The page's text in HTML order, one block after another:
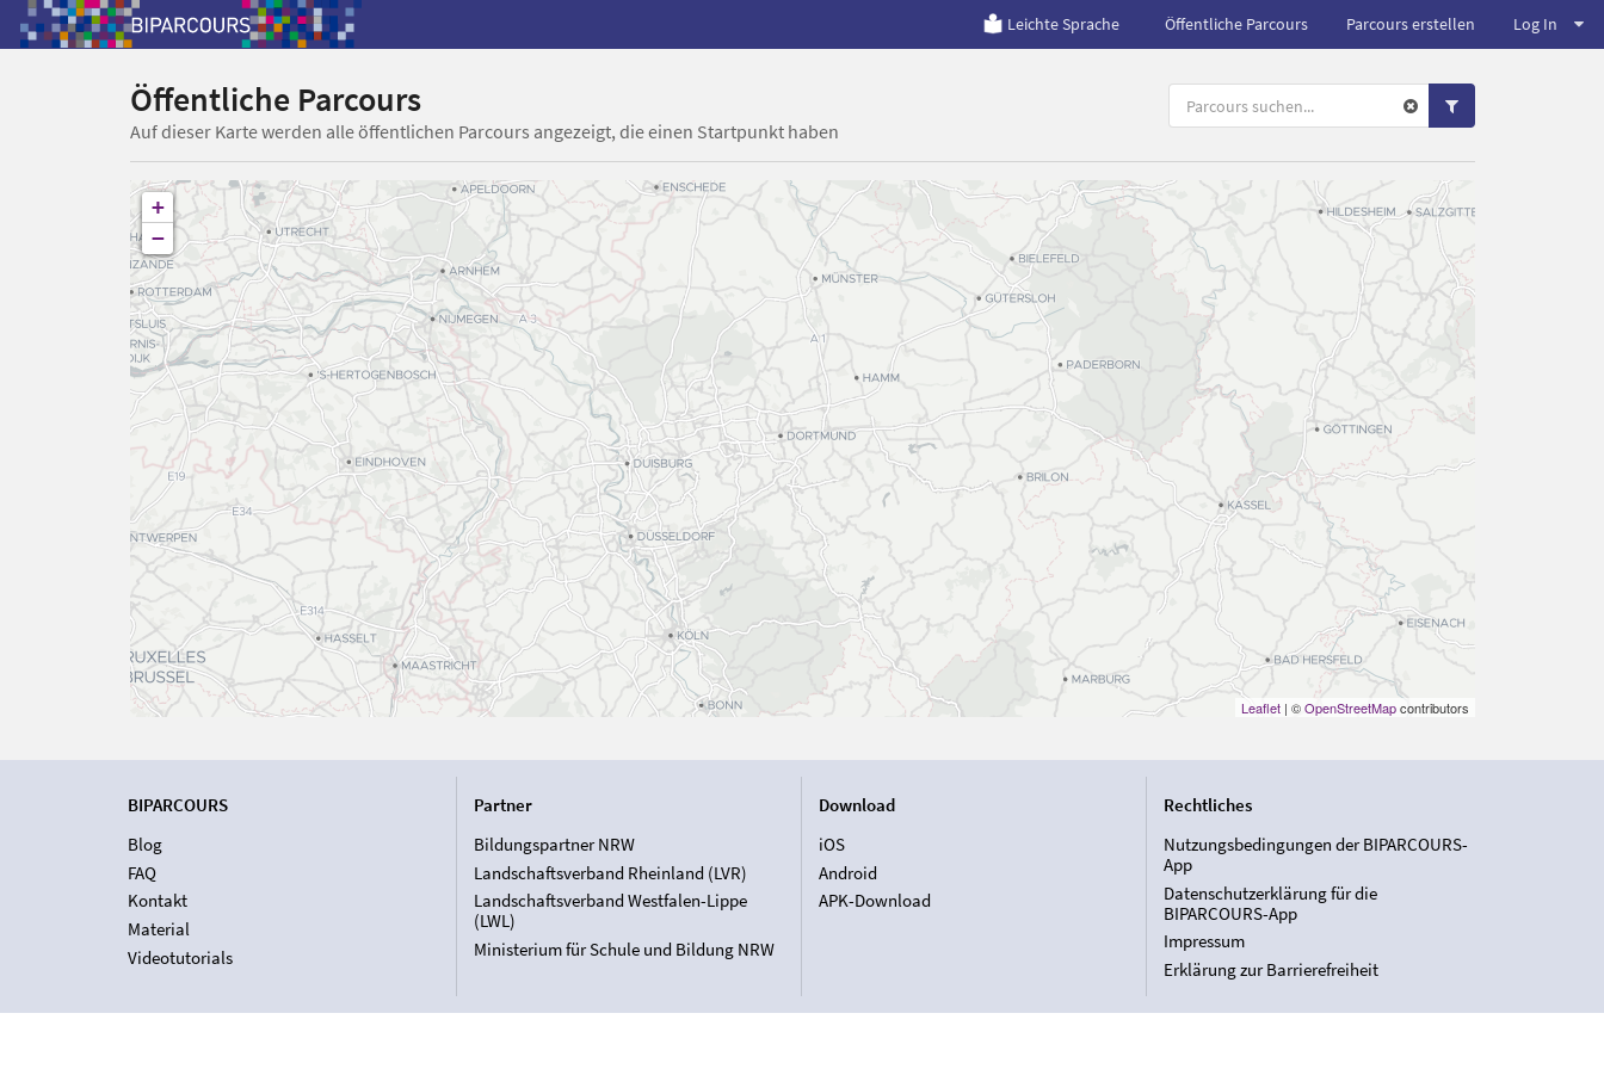
Leichte Sprache Öffentliche Parcours Parcours erstellen Log In
Öffentliche Parcours
Auf dieser Karte werden alle öffentlichen Parcours angezeigt, die einen Startpunkt haben
+
−
Leaflet| ©OpenStreetMapcontributors
BIPARCOURS
Blog
FAQ
Kontakt
Material
Videotutorials
Partner
Bildungspartner NRW
Landschaftsverband Rheinland (LVR)
Landschaftsverband Westfalen-Lippe
(LWL)
Ministerium für Schule und Bildung NRW
Download
iOS
Android
APK-Download
Rechtliches
Nutzungsbedingungen der BIPARCOURS-
App
Datenschutzerklärung für die
BIPARCOURS-App
Impressum
Erklärung zur Barrierefreiheit